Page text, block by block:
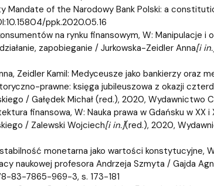
Mandate of the Narodowy Bank Polski: a
ppk.2020.05.16
na rynku finansowym, W: Manipulacje
zapobieganie / Jurkowska-Zeidler Anna[i
Zeidler Kamil: Medyceusze jako bankierzy oraz
prawne: księga jubileuszowa z okazji
/ Gałędek Michał (red.), 2020, Wydawnictwo
finansowa, W: Nauka prawa w Gdańsku w XX
/ Zalewski Wojciech[i in.](red.), 2020,
monetarna jako wartości konstytucyjne,
naukowej profesora Andrzeja Szmyta / Gajda
83-7865-969-3, s. 173-181